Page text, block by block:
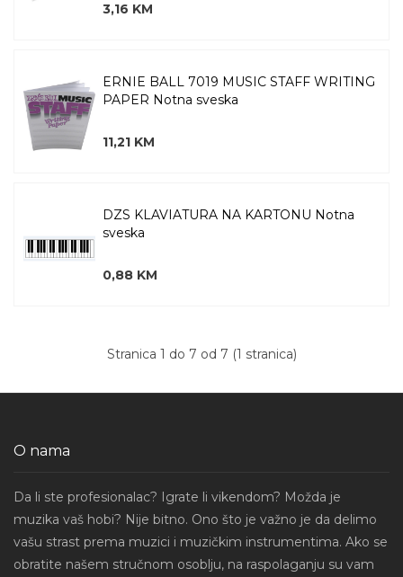
3,16 KM
ERNIE BALL 7019 MUSIC STAFF WRITING
PAPER Notna sveska
11,21 KM
DZS KLAVIATURA NA KARTONU Notna
sveska
0,88 KM
Stranica 1 do 7 od 7 (1 stranica)
O nama
Da li ste profesionalac? Igrate li vikendom? Možda je
muzika vaš hobi? Nije bitno. Ono što je važno je da delimo
vašu strast prema muzici i muzičkim instrumentima. Ako se
obratite našem stručnom osoblju, na raspolaganju su vam